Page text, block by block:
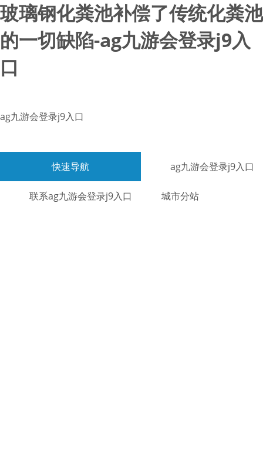
玻璃钢化粪池补偿了传统化粪池
的一切缺陷-ag九游会登录j9入
口
ag九游会登录j9入口
快速导航 ag九游会登录j9入口
联系ag九游会登录j9入口 城市分站